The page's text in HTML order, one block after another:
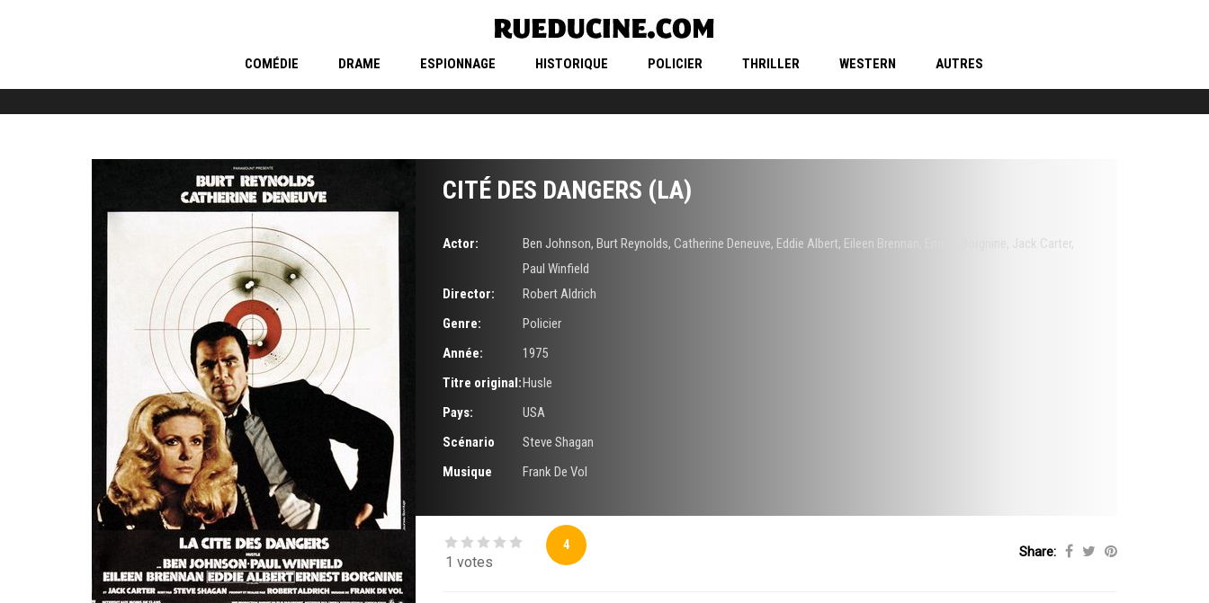
COMÉDIE DRAME ESPIONNAGE HISTORIQUE POLICIER THRILLER WESTERN AUTRES
CITÉ DES DANGERS (LA)
Actor: Ben Johnson, Burt Reynolds, Catherine Deneuve, Eddie Albert, Eileen Brennan Jack Carter,
Paul Winfield
Director:
Robert Aldrich
Genre:
Policier
Année:
1975
Titre original:Husle
Pays:
USA
Scénario
Steve Shagan
Musique
Frank De Vol
1 votes
4 Share: